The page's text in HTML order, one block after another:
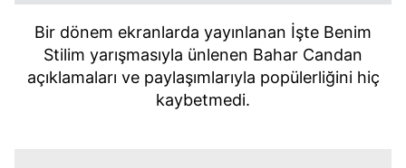
Bir dönem ekranlarda yayınlanan İşte Benim
Stilim yarışmasıyla ünlenen Bahar Candan
açıklamaları ve paylaşımlarıyla popülerliğini hiç
kaybetmedi.